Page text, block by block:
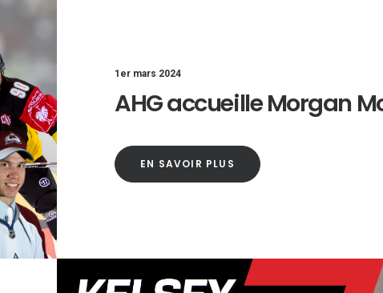
1er mars 2024
AHG accueille Morgan
EN SAVOIR PLUS